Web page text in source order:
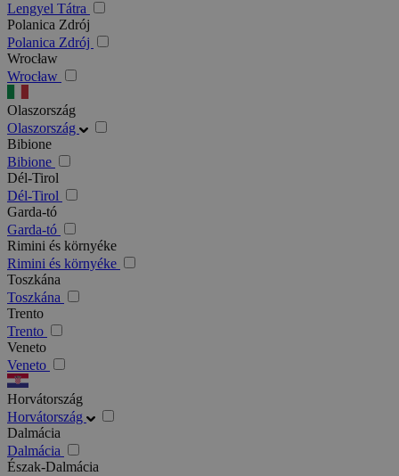
Lengyel Tátra
Polanica Zdrój
Polanica Zdrój
Wrocław
Wrocław
Olaszország
Olaszország
Bibione
Bibione
Dél-Tirol
Dél-Tirol
Garda-tó
Garda-tó
Rimini és környéke
Rimini és környéke
Toszkána
Toszkána
Trento
Trento
Veneto
Veneto
Horvátország
Horvátország
Dalmácia
Dalmácia
Észak-Dalmácia